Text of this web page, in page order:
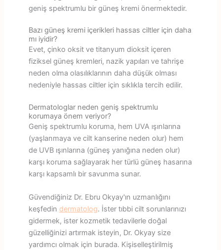
geniş spektrumlu bir güneş kremi önermektedir.
Bazı güneş kremi içerikleri hassas ciltler için daha
mı iyidir?
Evet, çinko oksit ve titanyum dioksit içeren
fiziksel güneş kremleri, nazik yapıları ve tahrişe
neden olma olasılıklarının daha düşük olması
nedeniyle hassas ciltler için sıklıkla tercih edilir.
Dermatologlar neden geniş spektrumlu
korumaya önem veriyor?
Geniş spektrumlu koruma, hem UVA ışınlarına
(yaşlanmaya ve cilt kanserine neden olur) hem
de UVB ışınlarına (güneş yanığına neden olur)
karşı koruma sağlayarak her türlü güneş hasarına
karşı kapsamlı bir savunma sunar.
Güvendiğiniz Dr. Ebru Okyay'ın uzmanlığını
keşfedin dermatolog. İster tıbbi cilt sorunlarınızı
gidermek, ister kozmetik tedavilerle doğal
güzelliğinizi artırmak isteyin, Dr. Okyay size
yardımcı olmak için burada. Kişiselleştirilmiş